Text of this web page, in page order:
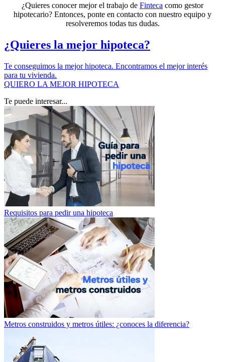
¿Quieres conocer mejor el trabajo de Finteca como gestor
hipotecario? Entonces, ponte en contacto con nuestro equipo y
resolveremos todas tus dudas.
¿Quieres la mejor hipoteca?
Te conseguimos la mejor hipoteca. Encontramos el mejor interés
para tu vivienda.
QUIERO LA MEJOR HIPOTECA
Te puede interesar...
Requisitos para pedir una hipoteca
Metros construidos y metros útiles: ¿conoces la diferencia?